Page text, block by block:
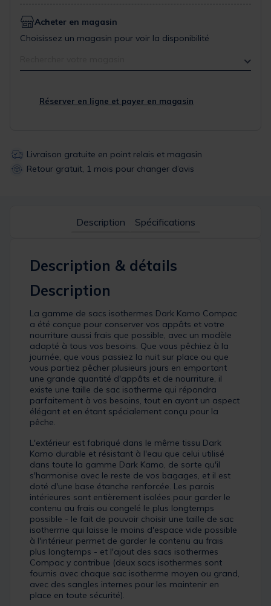
Acheter en magasin
Choisissez un magasin pour voir la disponibilité
Réserver en ligne et payer en magasin
Livraison gratuite en point relais et magasin
Retour gratuit, 1 mois pour changer d’avis
Description Spécifications
Description & détails
Description
La gamme de sacs isothermes Dark Kamo Compac
a été conçue pour conserver vos appâts et votre
nourriture aussi frais que possible, avec un modèle
adapté à tous vos besoins. Que vous pêchiez à la
journée, que vous passiez la nuit sur place ou que
vous partiez pêcher plusieurs jours en emportant
une grande quantité d'appâts et de nourriture, il
existe une taille de sac isotherme qui répondra
parfaitement à vos besoins, tout en ayant un aspect
élégant et en étant spécialement conçu pour la
pêche.
L'extérieur est fabriqué dans le même tissu Dark
Kamo durable et résistant à l'eau que celui utilisé
dans toute la gamme Dark Kamo, de sorte qu'il
s'harmonise avec le reste de vos bagages, et il est
doté d'une base étanche renforcée. Les parois
intérieures sont entièrement isolées pour garder le
contenu au frais ou congelé le plus longtemps
possible - le fait de pouvoir choisir une taille de sac
isotherme qui laisse le moins d'espace vide possible
à l'intérieur permet de garder le contenu au frais
plus longtemps - et l'ajout des sacs isothermes
Compac y contribue (deux sacs isothermes sont
fournis avec chaque sac isotherme moyen ou grand,
avec des sangles internes pour les maintenir en
place en toute sécurité).